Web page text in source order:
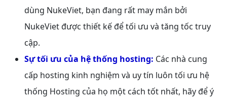
dùng NukeViet, bạn đang rất may mắn bởi
NukeViet được thiết kế để tối ưu và tăng tốc truy
cập.
Sự tối ưu của hệ thống hosting: Các nhà cung
cấp hosting kinh nghiệm và uy tín luôn tối ưu hệ
thống Hosting của họ một cách tốt nhất, hãy để ý